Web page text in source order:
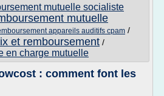
mutuelle socialiste
mutuelle
appareils auditifs cpam /
et remboursement /
en charge mutuelle
: comment font les